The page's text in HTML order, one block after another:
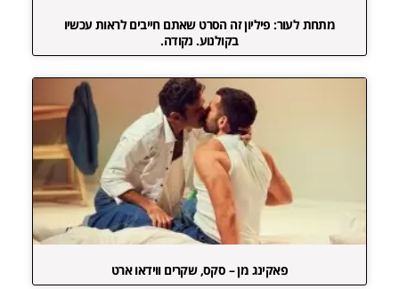
מתחת לעור: פיליון זה הסרט שאתם חייבים לראות עכשיו
בקולנוע. נקודה.
פאקינג מן – סקס, שקרים ווידאו ארט